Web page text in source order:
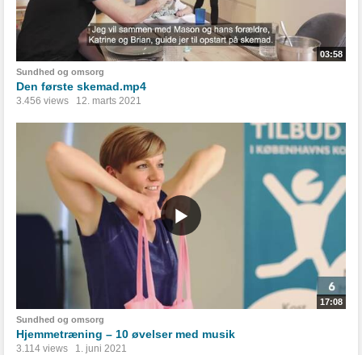
03:58
Sundhed og omsorg
Den første skemad.mp4
3.456 views 12. marts 2021
17:08
Sundhed og omsorg
Hjemmetræning – 10 øvelser med musik
3.114 views 1. juni 2021